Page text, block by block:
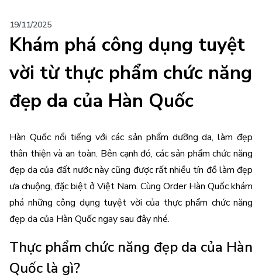
19/11/2025
Khám phá công dụng tuyệt
vời từ thực phẩm chức năng
đẹp da của Hàn Quốc
Hàn Quốc nổi tiếng với các sản phẩm dưỡng da, làm đẹp
thân thiện và an toàn. Bên cạnh đó, các sản phẩm chức năng
đẹp da của đất nước này cũng được rất nhiều tín đồ làm đẹp
ưa chuộng, đặc biệt ở Việt Nam. Cùng Order Hàn Quốc khám
phá những công dụng tuyệt vời của thực phẩm chức năng
đẹp da của Hàn Quốc ngay sau đây nhé.
Thực phẩm chức năng đẹp da của Hàn
Quốc là gì?